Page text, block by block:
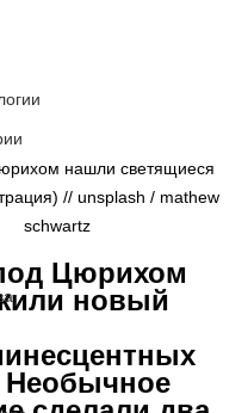
нашли светящиеся
// unsplash / mathew
schwartz
Цюрихом
новый
Необычное